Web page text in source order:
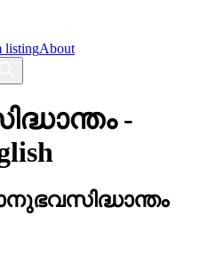
listingAbout
-